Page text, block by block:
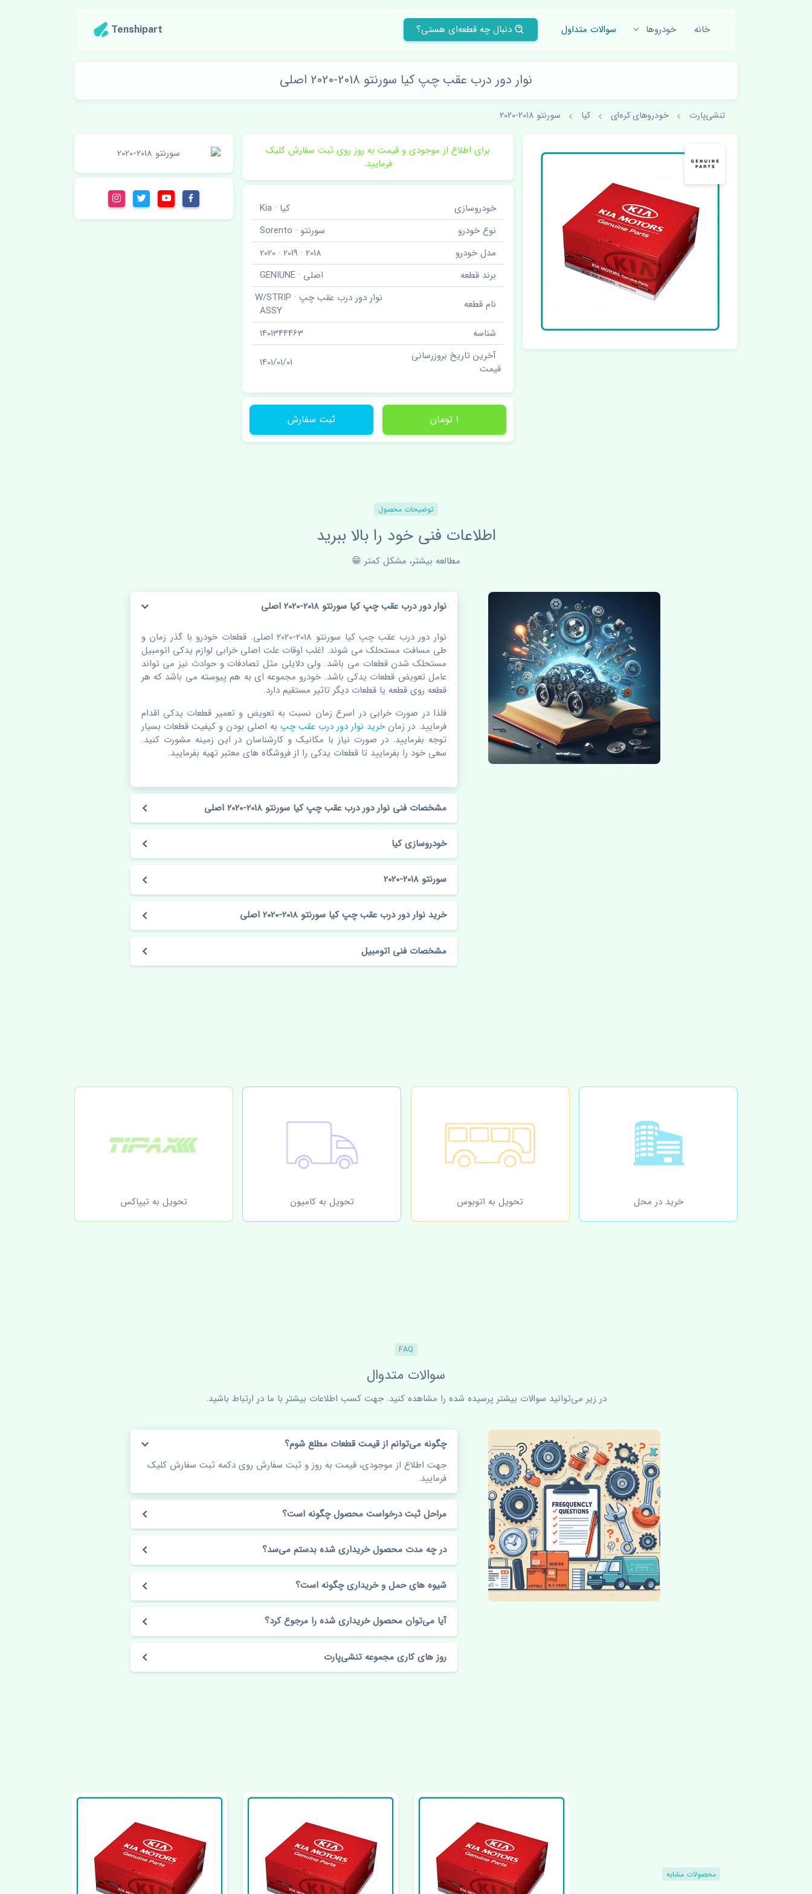
خانه خودروها سوالات متداول دنبال چه قطعه‌ای هستی؟ Tenshipart
نوار دور درب عقب چپ کیا سورنتو 2018-2020 اصلی
تنشی‌پارت خودروهای کره‌ای کیا سورنتو 2018-2020
برای اطلاع از موجودی و قیمت به روز روی ثبت سفارش کلیک
فرمایید.
خودروسازی
کیا · Kia
نوع خودرو
سورنتو · Sorento
مدل خودرو
2018 · 2019 · 2020
برند قطعه
اصلی · GENIUNE
نام قطعه
نوار دور درب عقب چپ · W/STRIP
ASSY
شناسه
1401344463
آخرین تاریخ بروزرسانی
قیمت
1401/01/01
1 تومان ثبت سفارش
توضیحات محصول
اطلاعات فنی خود را بالا ببرید
مطالعه بیشتر، مشکل کمتر 😁
نوار دور درب عقب چپ کیا سورنتو 2018-2020 اصلی
نوار دور درب عقب چپ کیا سورنتو 2018-2020 اصلی. قطعات خودرو با گذر زمان و
طی مسافت مستحلک می شوند. اغلب اوقات علت اصلی خرابی لوازم یدکی اتومبیل
مستحلک شدن قطعات می باشد. ولی دلایلی مثل تصادفات و حوادث نیز می تواند
عامل تعویض قطعات یدکی باشد. خودرو مجموعه ای به هم پیوسته می باشد که هر
قطعه روی قطعه یا قطعات دیگر تاثیر مستقیم دارد.
فلذا در صورت خرابی در اسرع زمان نسبت به تعویض و تعمیر قطعات یدکی اقدام
فرمایید. در زمانخرید نوار دور درب عقب چپ به اصلی بودن و کیفیت قطعات بسیار
توجه بفرمایید. در صورت نیاز با مکانیک و کارشناسان در این زمینه مشورت کنید.
سعی خود را بفرمایید تا قطعات یدکی را از فروشگاه های معتبر تهیه بفرمایید.
مشخصات فنی نوار دور درب عقب چپ کیا سورنتو 2018-2020 اصلی
خودروسازی کیا
سورنتو 2018-2020
خرید نوار دور درب عقب چپ کیا سورنتو 2018-2020 اصلی
مشخصات فنی اتومبیل
خرید در محل تحویل به اتوبوس تحویل به کامیون تحویل به تیپاکس
FAQ
سوالات متدوال
در زیر می‌توانید سوالات بیشتر پرسیده شده را مشاهده کنید. جهت کسب اطلاعات بیشتر با ما در ارتباط باشید.
چگونه می‌توانم از قیمت قطعات مطلع شوم؟
جهت اطلاع از موجودی، قیمت به روز و ثبت سفارش روی دکمه ثبت سفارش کلیک
فرمایید.
مراحل ثبت درخواست محصول چگونه است؟
در چه مدت محصول خریداری شده بدستم می‌سد؟
شیوه های حمل و خریداری چگونه است؟
آیا می‌توان محصول خریداری شده را مرجوع کرد؟
روز های کاری مجموعه تنشی‌پارت
محصولات مشابه